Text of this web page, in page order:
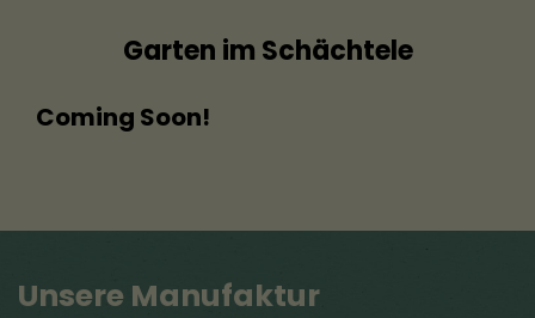
Garten im Schächtele
Coming Soon!
Unsere Manufaktur